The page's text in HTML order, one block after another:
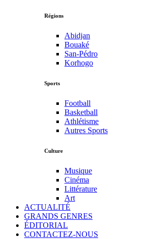
Régions
Abidjan
Bouaké
San-Pédro
Korhogo
Sports
Football
Basketball
Athlétisme
Autres Sports
Culture
Musique
Cinéma
Littérature
Art
ACTUALITÉ
GRANDS GENRES
ÉDITORIAL
CONTACTEZ-NOUS